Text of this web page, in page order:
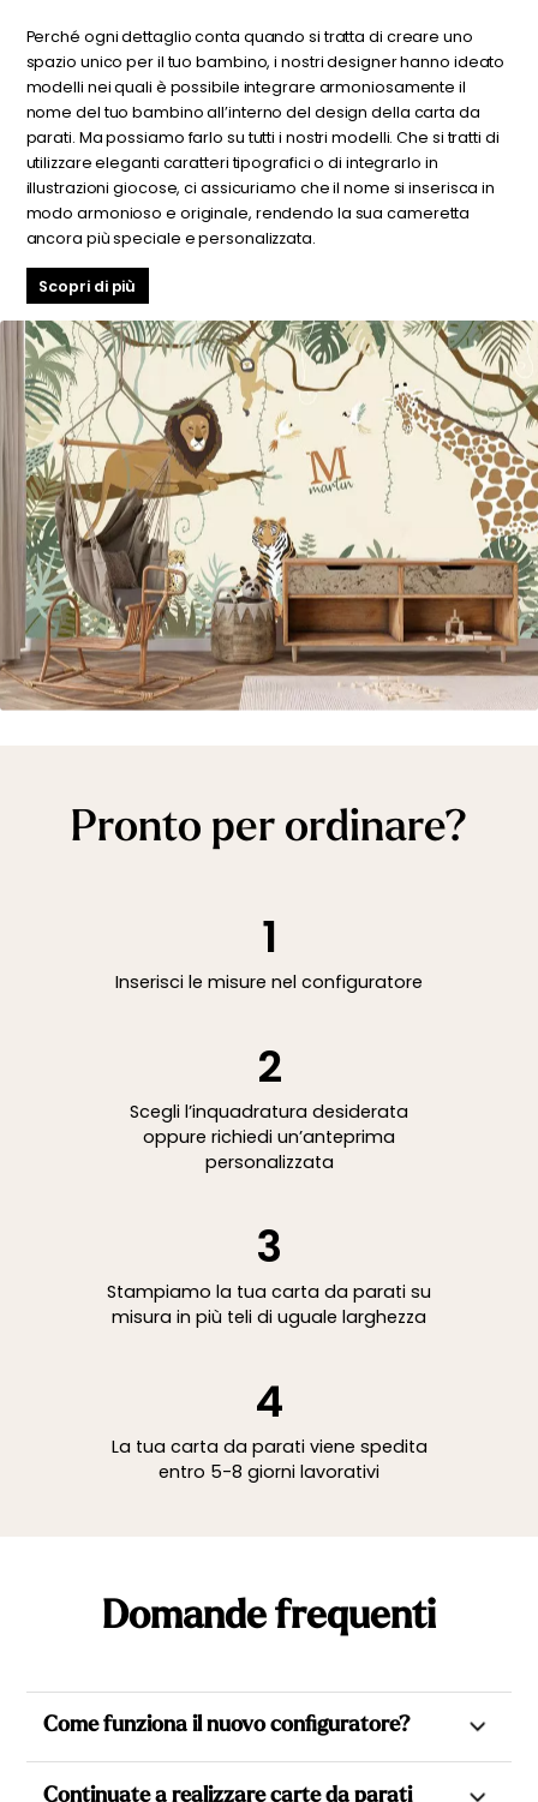
Perché ogni dettaglio conta quando si tratta di creare uno
spazio unico per il tuo bambino, i nostri designer hanno ideato
modelli nei quali è possibile integrare armoniosamente il
nome del tuo bambino all’interno del design della carta da
parati. Ma possiamo farlo su tutti i nostri modelli. Che si tratti di
utilizzare eleganti caratteri tipografici o di integrarlo in
illustrazioni giocose, ci assicuriamo che il nome si inserisca in
modo armonioso e originale, rendendo la sua cameretta
ancora più speciale e personalizzata.
Scopri di più
Pronto per ordinare?
1
Inserisci le misure nel configuratore
2
Scegli l’inquadratura desiderata
oppure richiedi un’anteprima
personalizzata
3
Stampiamo la tua carta da parati su
misura in più teli di uguale larghezza
4
La tua carta da parati viene spedita
entro 5-8 giorni lavorativi
Domande frequenti
Come funziona il nuovo configuratore?
Continuate a realizzare carte da parati